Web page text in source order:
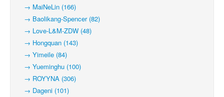
→ MaiNeLin (166)
→ Baolikang-Spencer (82)
→ Love-L&M-ZDW (48)
→ Hongquan (143)
→ Yimeile (84)
→ Yueminghu (100)
→ ROYYNA (306)
→ Dageni (101)